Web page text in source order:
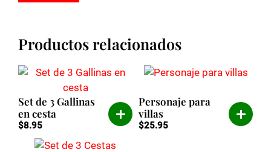
Productos relacionados
Set de 3 Gallinas
en cesta
$8.95
Personaje para
villas
$25.95